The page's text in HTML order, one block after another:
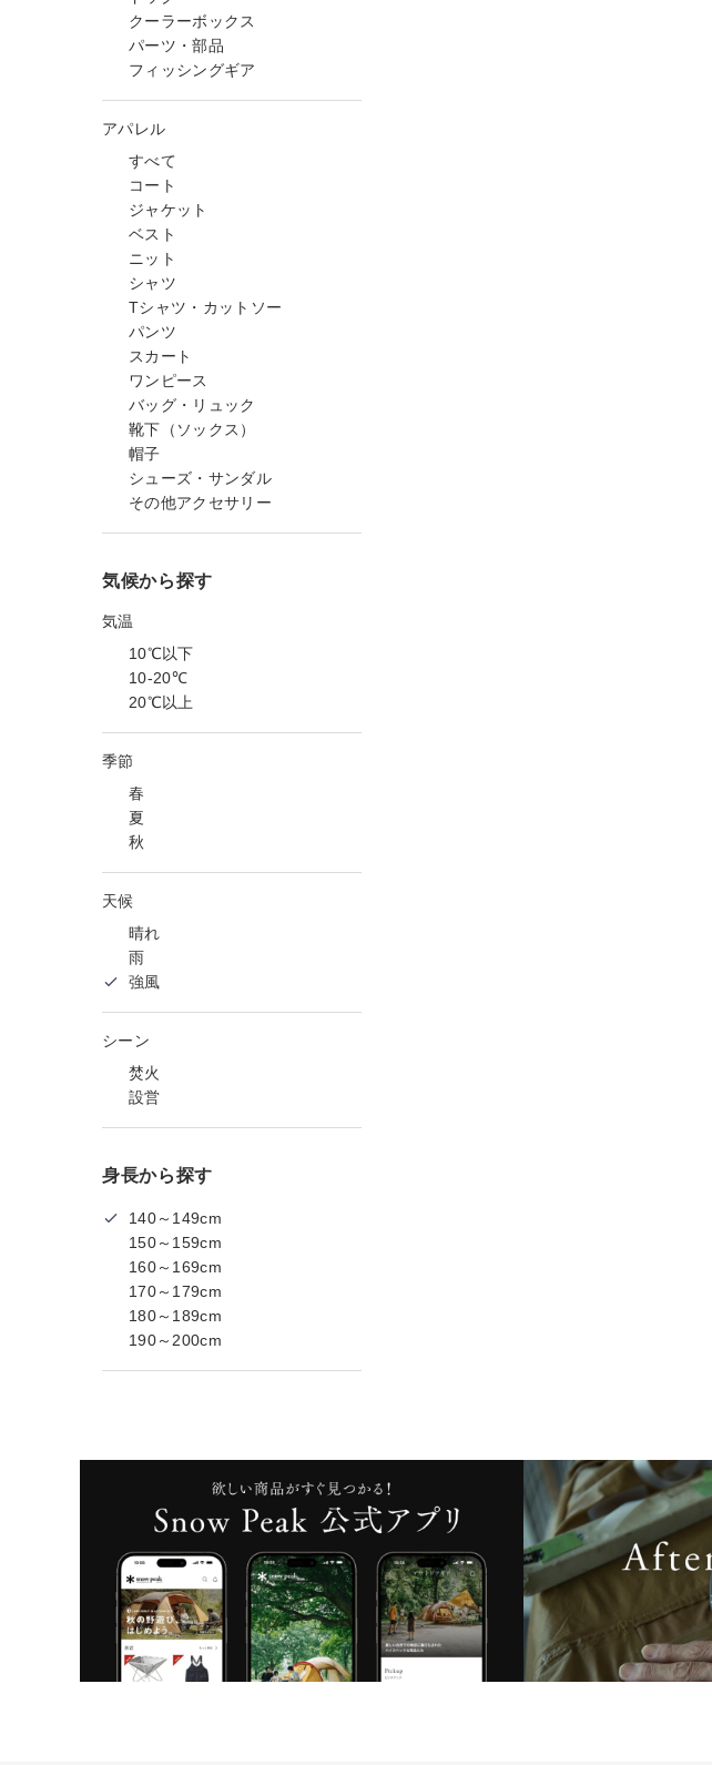
クーラーボックス
パーツ・部品
フィッシングギア
アパレル
すべて
コート
ジャケット
ベスト
ニット
シャツ
Tシャツ・カットソー
パンツ
スカート
ワンピース
バッグ・リュック
靴下（ソックス）
帽子
シューズ・サンダル
その他アクセサリー
気候から探す
気温
10℃以下
10-20℃
20℃以上
季節
春
夏
秋
天候
晴れ
雨
強風
シーン
焚火
設営
身長から探す
140～149cm
150～159cm
160～169cm
170～179cm
180～189cm
190～200cm